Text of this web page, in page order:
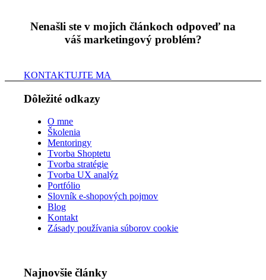
Nenašli ste v mojich článkoch odpoveď na
váš marketingový problém?
KONTAKTUJTE MA
Dôležité odkazy
O mne
Školenia
Mentoringy
Tvorba Shoptetu
Tvorba stratégie
Tvorba UX analýz
Portfólio
Slovník e-shopových pojmov
Blog
Kontakt
Zásady používania súborov cookie
Najnovšie články